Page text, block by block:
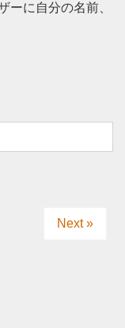
ーに自分の名前、
Next »